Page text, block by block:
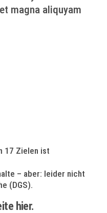
magna aliquyam
17 Zielen ist
– aber: leider nicht
(DGS).
hier.